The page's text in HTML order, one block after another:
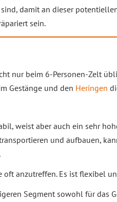
sind, damit an dieser
sein.
nur beim 6-Personen-Zelt
Gestänge und den Heringen
weist aber auch ein sehr
und aufbauen,
oft anzutreffen. Es ist flexibel
Segment sowohl für das